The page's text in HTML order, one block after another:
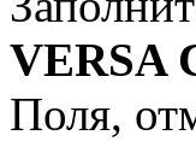
VERSA
Поля,